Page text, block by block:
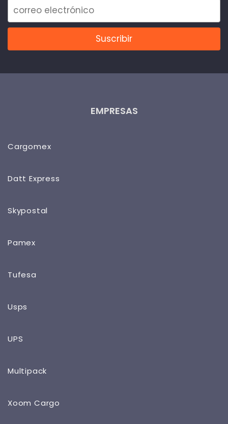
EMPRESAS
Cargomex
Datt Express
Skypostal
Pamex
Tufesa
Usps
UPS
Multipack
Xoom Cargo